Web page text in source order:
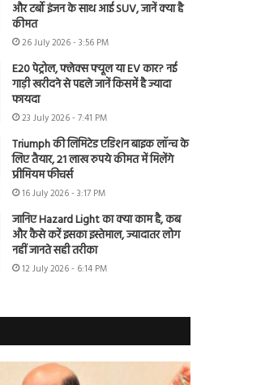
और टर्बो इंजन के साथ आई SUV, जानें क्या है
कीमत
26 July 2026 - 3:56 PM
E20 पेट्रोल, फ्लेक्स फ्यूल या EV कार? नई
गाड़ी खरीदने से पहले जानें किसमें है ज्यादा
फायदा
23 July 2026 - 7:41 PM
Triumph की लिमिटेड एडिशन बाइक लॉन्च के
लिए तैयार, 21 लाख रुपये कीमत में मिलेंगे
प्रीमियम फीचर्स
16 July 2026 - 3:17 PM
जानिए Hazard Light का क्या काम है, कब
और कैसे करें इसका इस्तेमाल, ज्यादातर लोग
नहीं जानते सही तरीका
12 July 2026 - 6:14 PM